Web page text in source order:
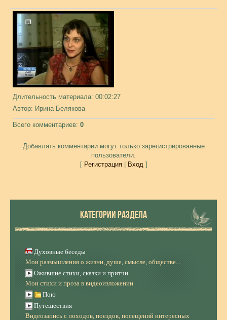
Длительность материала: 00:02:27
Автор: Ирина Белякова
Всего комментариев: 0
Добавлять комментарии могут только зарегистрированные
пользователи.
[ Регистрация| Вход]
КАТЕГОРИИ РАЗДЕЛА
Духовные беседы
Мои размышления о жизни, душе, смысле, обществе...
Ожившие стихи, сказки и притчи
Мои стихи и проза в видеоизложении
Пою
Путешествия
Видеозапись с походов, поездок, посещений интересных